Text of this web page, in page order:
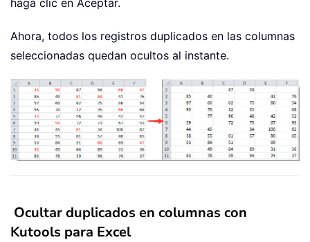
haga clic en Aceptar.
Ahora, todos los registros duplicados en las columnas
seleccionadas quedan ocultos al instante.
Ocultar duplicados en columnas con
Kutools para Excel